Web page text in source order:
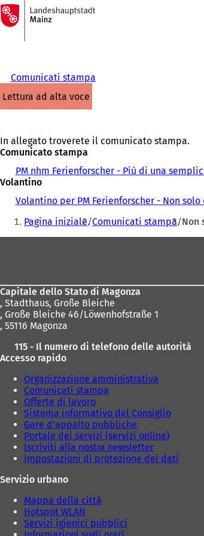
Vai al contenuto
Alla
pagina
iniziale
Comunicati stampa
lettura ad alta voce
In allegato troverete il comunicato stampa.
Comunicato stampa
PM nhm Ferienforscher - Più di una
Volantino
Volantino per PM Ferienforscher - Non
Siete
qui:
Pagina iniziale Comunicati stampa Non
Capitale dello Stato di Magonza
, Stadthaus, Große Bleiche
, Große Bleiche 46/Löwenhofstraße 1
, 55116 Magonza
115 - Il numero di telefono delle autorità
Accesso rapido
Organizzazione amministrativa
Comunicati stampa
Offerte di lavoro
Sistema informativo del Consiglio
Gare d'appalto pubbliche
Portale dei servizi (servizi online)
Iscriviti alla nostra newsletter
Impostazioni di protezione dei dati
Servizio urbano
Mappa della città
Hotspot WLAN
Servizi igienici pubblici